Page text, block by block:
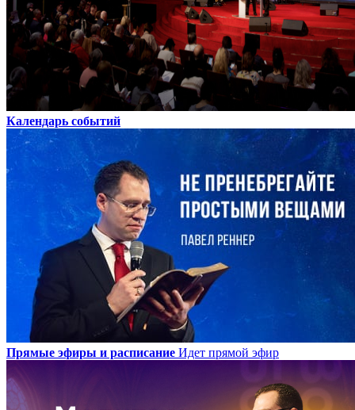
Календарь событий
Прямые эфиры и расписание Идет прямой эфир